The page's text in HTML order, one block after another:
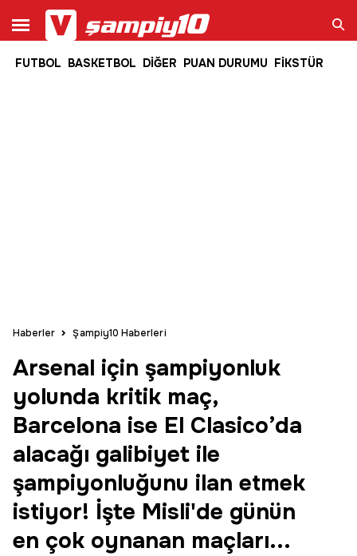
FUTBOL BASKETBOL DİĞER PUAN DURUMU FİKSTÜRAra
Haberler Şampiy10 Haberleri
Arsenal için şampiyonluk
yolunda kritik maç,
Barcelona ise El Clasico’da
alacağı galibiyet ile
şampiyonluğunu ilan etmek
istiyor! İşte Misli'de günün
en çok oynanan maçları...